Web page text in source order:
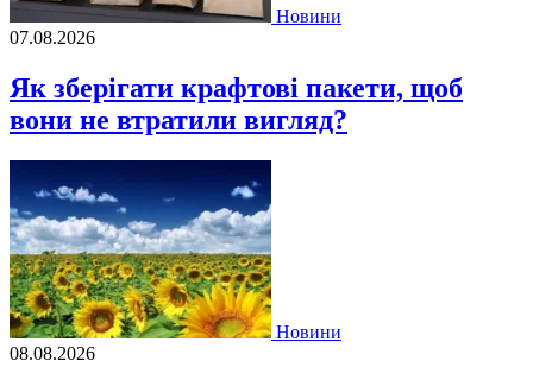
Новини
07.08.2026
Як зберігати крафтові пакети, щоб
вони не втратили вигляд?
Новини
08.08.2026